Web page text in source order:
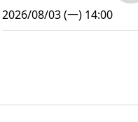
2026/08/03 (一) 14:00